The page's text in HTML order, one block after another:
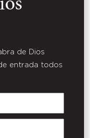
de Dios
entrada todos